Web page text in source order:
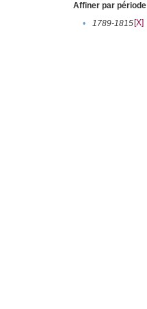
Affiner par période
•
1789-1815[X]